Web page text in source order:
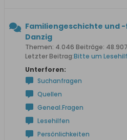
Familiengeschichte und
Danzig
Themen: 4.046 Beiträge: 48.907
Letzter Beitrag:Bitte um
Unterforen:
Suchanfragen
Quellen
Geneal.Fragen
Lesehilfen
Persönlichkeiten